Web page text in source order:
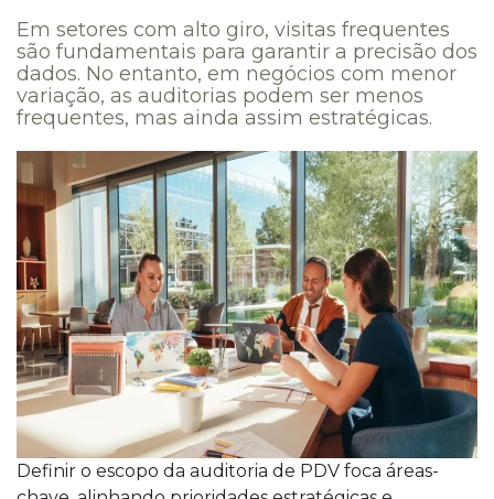
Em setores com alto giro, visitas frequentes
são fundamentais para garantir a precisão dos
dados. No entanto, em negócios com menor
variação, as auditorias podem ser menos
frequentes, mas ainda assim estratégicas.
Definir o escopo da auditoria de PDV foca áreas-